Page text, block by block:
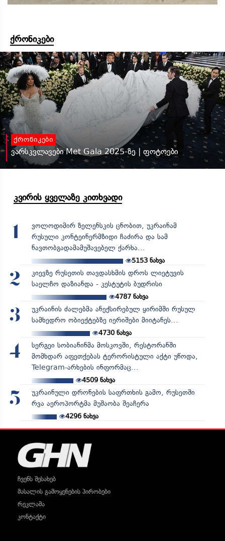
ქრონიკები
ქრონიკები
ვარსკვლავები Met Gala 2025-ზე | ფოტოები
კვირის ყველაზე კითხვადი
1
ვოლოდიმირ ზელენსკის ცნობით, უკრაინამ
რუსული კონტეინერმზიდი ჩაძირა და სამ
ნავთობგადამამუშავებელ ქარხა...
5153 ნახვა
2
კიევზე რუსეთის თავდასხმის დროს ლიეტუვის
საელჩო დაზიანდა - კესტუტის ბუდრისი
4787ნახვა
3
უკრაინის ძალებმა ანექსირებულ ყირიმში რუსულ
სამხედრო ობიექტებზე იერიშები მიიტანეს...
4730ნახვა
4
სერგეი სობიანინმა მოსკოვში, რესტორანში
მომხდარ აფეთქებას ტერორისტული აქტი უწოდა,
Telegram-არხების ინფორმაც...
4509ნახვა
5
უკრაინული დრონების საფრთხის გამო, რუსეთში
რვა აეროპორტმა მუშაობა შეაჩერა
4296ნახვა
ჩვენს შესახებ
მასალის გამოყენების პირობები
რეკლამა
კონტაქტი